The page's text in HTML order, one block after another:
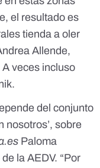
el resultado es
tienda a oler
Allende,
veces incluso
del conjunto
nosotros’, sobre
Paloma
la AEDV. “Por